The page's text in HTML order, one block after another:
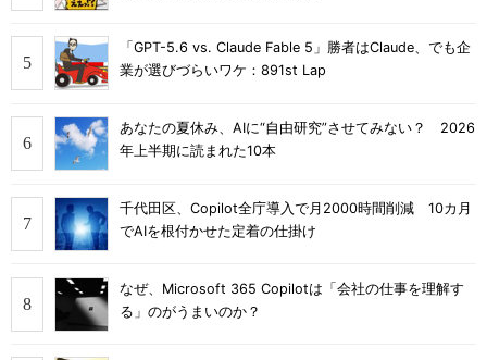
「GPT-5.6 vs. Claude Fable 5」勝者はClaude、でも企
業が選びづらいワケ：891st Lap
あなたの夏休み、AIに“自由研究”させてみない？ 2026
年上半期に読まれた10本
千代田区、Copilot全庁導入で月2000時間削減 10カ月
でAIを根付かせた定着の仕掛け
なぜ、Microsoft 365 Copilotは「会社の仕事を理解す
る」のがうまいのか？